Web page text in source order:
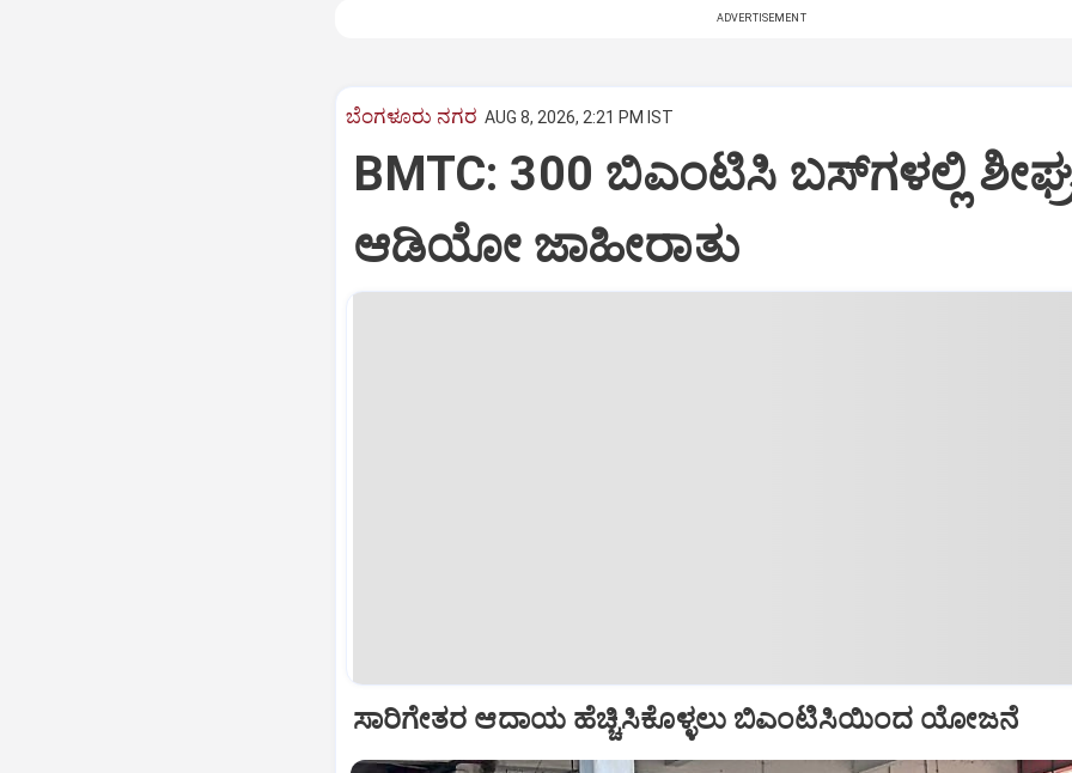
ADVERTISEMENT
ಬೆಂಗಳೂರು ನಗರ AUG 8, 2026, 2:21 PM IST
BMTC: 300 ಬಿಎಂಟಿಸಿ ಬಸ್‌ಗಳಲ್ಲಿ ಶೀಘ್ರ
ಆಡಿಯೋ ಜಾಹೀರಾತು
ಸಾರಿಗೇತರ ಆದಾಯ ಹೆಚ್ಚಿಸಿಕೊಳ್ಳಲು ಬಿಎಂಟಿಸಿಯಿಂದ ಯೋಜನೆ